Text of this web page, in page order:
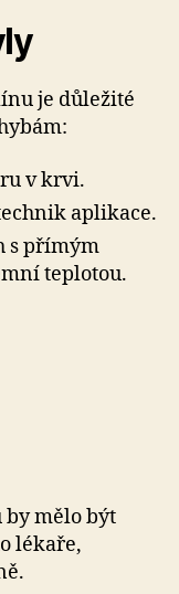
je důležité
v krvi.
aplikace.
s přímým
teplotou.
mělo být
lékaře,